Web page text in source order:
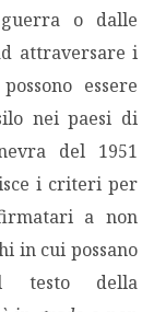
o dalle
attraversare i
essere
nei paesi di
del 1951
i criteri per
a non
in cui possano
il testo della